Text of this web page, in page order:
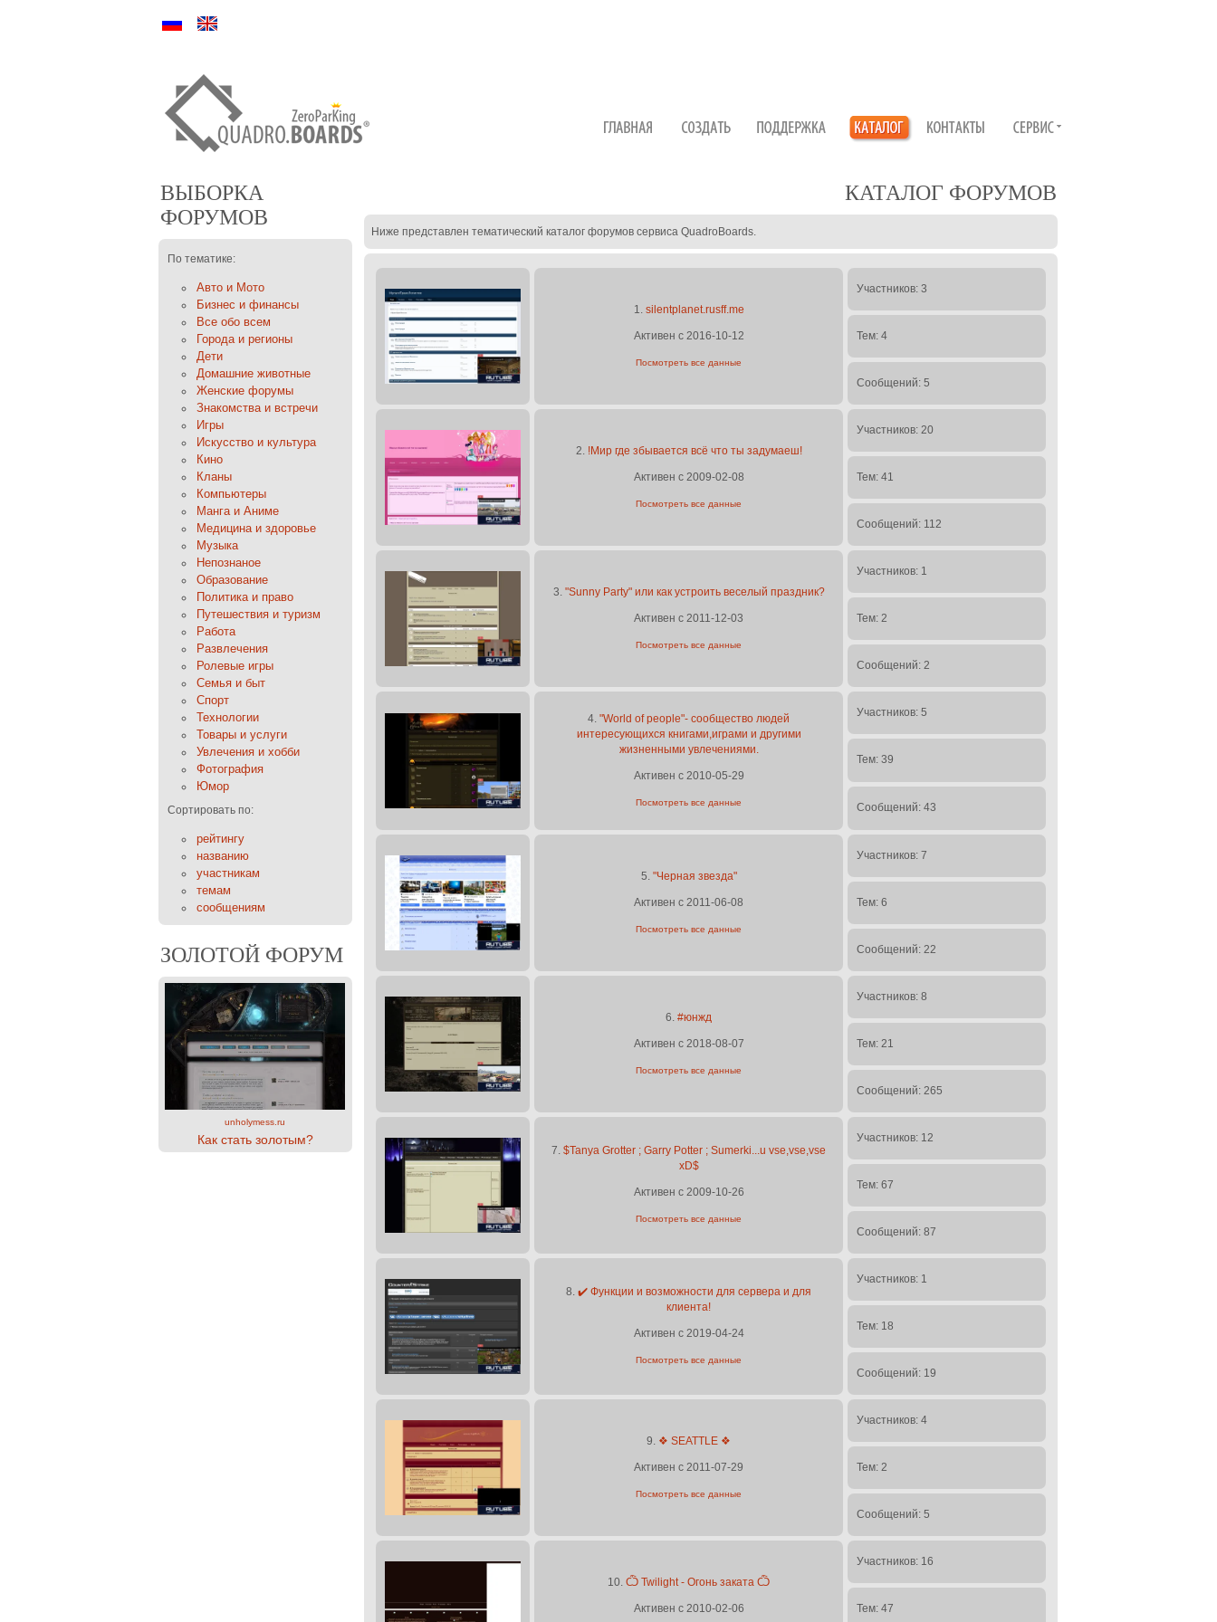
Ру En
ВЫБОРКА
ФОРУМОВ
По тематике:
Авто и Мото
Бизнес и финансы
Все обо всем
Города и регионы
Дети
Домашние животные
Женские форумы
Знакомства и встречи
Игры
Искусство и культура
Кино
Кланы
Компьютеры
Манга и Аниме
Медицина и здоровье
Музыка
Непознаное
Образование
Политика и право
Путешествия и туризм
Работа
Развлечения
Ролевые игры
Семья и быт
Спорт
Технологии
Товары и услуги
Увлечения и хобби
Фотография
Юмор
Сортировать по:
рейтингу
названию
участникам
темам
сообщениям
ЗОЛОТОЙ ФОРУМ
unholymess.ru
Как стать золотым?
КАТАЛОГ ФОРУМОВ
Ниже представлен тематический каталог форумов сервиса QuadroBoards.
1. silentplanet.rusff.me
Активен с 2016-10-12
Посмотреть все данные
Участников: 3
Тем: 4
Сообщений: 5
2. !Мир где збывается всё что ты задумаеш!
Активен с 2009-02-08
Посмотреть все данные
Участников: 20
Тем: 41
Сообщений: 112
3. "Sunny Party" или как устроить веселый праздник?
Активен с 2011-12-03
Посмотреть все данные
Участников: 1
Тем: 2
Сообщений: 2
4. "World of people"- сообщество людей
интересующихся книгами,играми и другими
жизненными увлечениями.
Активен с 2010-05-29
Посмотреть все данные
Участников: 5
Тем: 39
Сообщений: 43
5. "Черная звезда"
Активен с 2011-06-08
Посмотреть все данные
Участников: 7
Тем: 6
Сообщений: 22
6. #юнжд
Активен с 2018-08-07
Посмотреть все данные
Участников: 8
Тем: 21
Сообщений: 265
7. $Tanya Grotter ; Garry Potter ; Sumerki...u vse,vse,vse
xD$
Активен с 2009-10-26
Посмотреть все данные
Участников: 12
Тем: 67
Сообщений: 87
8. ✔️ Функции и возможности для сервера и для
клиента!
Активен с 2019-04-24
Посмотреть все данные
Участников: 1
Тем: 18
Сообщений: 19
9. ❖ SEATTLE ❖
Активен с 2011-07-29
Посмотреть все данные
Участников: 4
Тем: 2
Сообщений: 5
10. Ѽ Twilight - Огонь заката Ѽ
Активен с 2010-02-06
Участников: 16
Тем: 47